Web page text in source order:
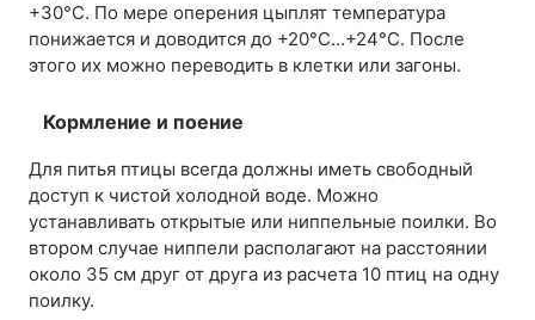
+30°С. По мере оперения цыплят температура
понижается и доводится до +20°С…+24°С. После
этого их можно переводить в клетки или загоны.
Кормление и поение
Для питья птицы всегда должны иметь свободный
доступ к чистой холодной воде. Можно
устанавливать открытые или ниппельные поилки. Во
втором случае ниппели располагают на расстоянии
около 35 см друг от друга из расчета 10 птиц на одну
поилку.